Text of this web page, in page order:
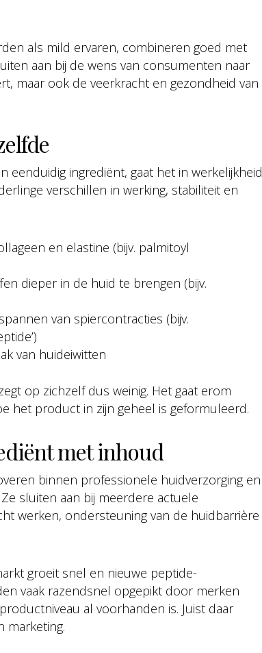
als mild ervaren, combineren goed met
aan bij de wens van consumenten naar
maar ook de veerkracht en gezondheid van
eenduidig ingrediënt, gaat het in werkelijkheid
verschillen in werking, stabiliteit en
en elastine (bijv. palmitoyl
dieper in de huid te brengen (bijv.
van spiercontracties (bijv.
van huideiwitten
op zichzelf dus weinig. Het gaat erom
het product in zijn geheel is geformuleerd.
met inhoud
binnen professionele huidverzorging en
sluiten aan bij meerdere actuele
werken, ondersteuning van de huidbarrière
groeit snel en nieuwe peptide-
vaak razendsnel opgepikt door merken
al voorhanden is. Juist daar
marketing.